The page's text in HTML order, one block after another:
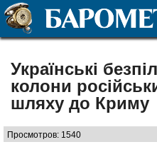
Українські
колони
шляху до Криму
Просмотров: 1540